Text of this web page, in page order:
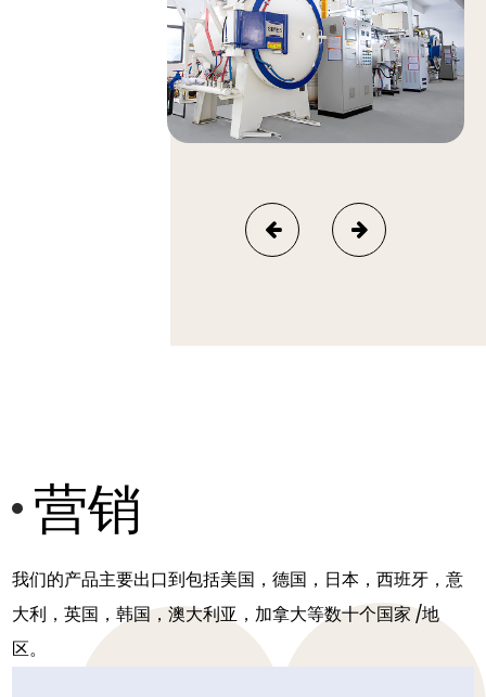
营销
我们的产品主要出口到包括美国，德国，日本，西班牙，意
大利，英国，韩国，澳大利亚，加拿大等数十个国家 /地
区。